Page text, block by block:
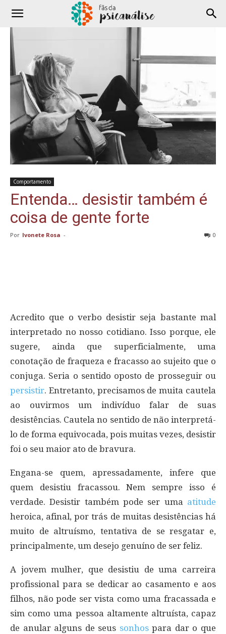
Comportamento
Entenda… desistir também é
coisa de gente forte
Por Ivonete Rosa - 0
Acredito que o verbo desistir seja bastante mal
interpretado no nosso cotidiano. Isso porque, ele
sugere, ainda que superficialmente, uma
conotação de fraqueza e fracasso ao sujeito que o
conjuga. Seria o sentido oposto de prosseguir ou
persistir. Entretanto, precisamos de muita cautela
ao ouvirmos um indivíduo falar de suas
desistências. Cautela no sentido de não interpretá-
lo de forma equivocada, pois muitas vezes, desistir
foi o seu maior ato de bravura.
Engana-se quem, apressadamente, infere que
quem desistiu fracassou. Nem sempre isso é
verdade. Desistir também pode ser uma atitude
heroica, afinal, por trás de muitas desistências há
muito de altruísmo, tentativa de se resgatar e,
principalmente, um desejo genuíno de ser feliz.
A jovem mulher, que desistiu de uma carreira
profissional para se dedicar ao casamento e aos
filhos, não pode ser vista como uma fracassada e
sim como uma pessoa altamente altruísta, capaz
de anular alguns de seus sonhospara dar o que